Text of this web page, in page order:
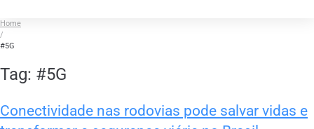
Home
/
#5G
Tag: #5G
Conectividade nas rodovias pode salvar vidas e